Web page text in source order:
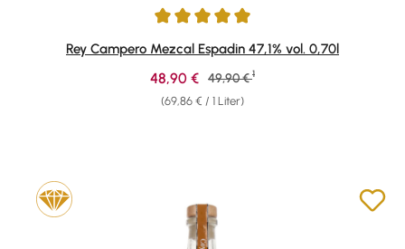
Durchschnittliche Bewertung von 5 von 5 Sternen
Rey Campero Mezcal Espadin 47,1% vol. 0,70l
(69,86 € / 1 Liter)
Verkaufspreis:
48,90 € Regulärer Preis:
49,90 € 1